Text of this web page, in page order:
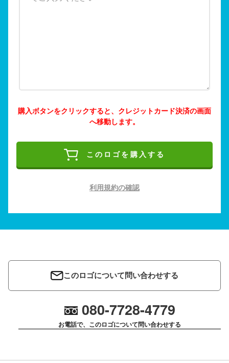
購入ボタンをクリックすると、クレジットカード決済の画面
へ移動します。
このロゴを購入する
利用規約の確認
このロゴについて問い合わせする
080-7728-4779
お電話で、このロゴについて問い合わせする